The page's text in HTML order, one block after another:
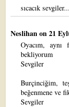
sıcacık sevgiler...
Neslihanon 21
Oyacım,
bekliyorum
Sevgiler
Burçinciğim,
beğenmene ve
Sevgiler